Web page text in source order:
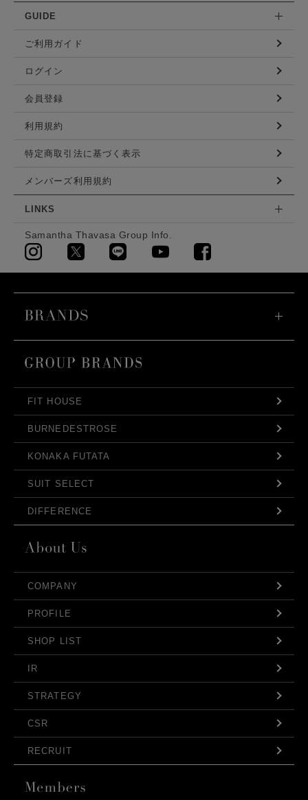
GUIDE
ご利用ガイド
ログイン
会員登録
利用規約
特定商取引法に基づく表示
メンバーズ利用規約
LINKS
Samantha Thavasa Group Info.
FIT HOUSE
BURNEDESTROSE
KONAKA FUTATA
SUIT SELECT
DIFFERENCE
COMPANY
PROFILE
SHOP LIST
IR
STRATEGY
CSR
RECRUIT